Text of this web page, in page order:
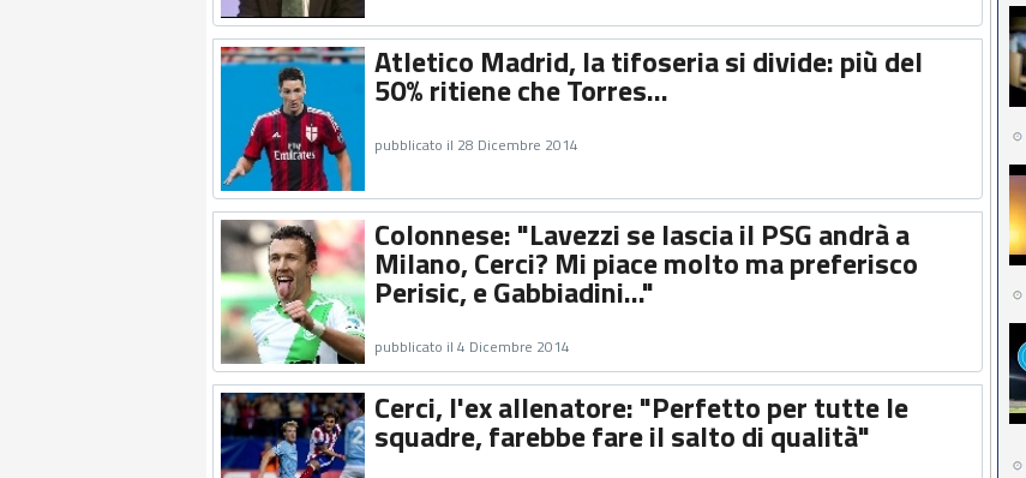
Atletico Madrid, la tifoseria si divide: più del
50% ritiene che Torres...
pubblicato il 28 Dicembre 2014
Colonnese: "Lavezzi se lascia il PSG andrà a
Milano, Cerci? Mi piace molto ma preferisco
Perisic, e Gabbiadini..."
pubblicato il 4 Dicembre 2014
Cerci, l'ex allenatore: "Perfetto per tutte le
squadre, farebbe fare il salto di qualità"